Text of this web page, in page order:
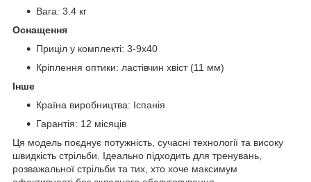
Вага: 3.4 кг
Оснащення
Приціл у комплекті: 3-9x40
Кріплення оптики: ластівчин хвіст (11 мм)
Інше
Країна виробництва: Іспанія
Гарантія: 12 місяців
Ця модель поєднує потужність, сучасні технології та високу
швидкість стрільби. Ідеально підходить для тренувань,
розважальної стрільби та тих, хто хоче максимум